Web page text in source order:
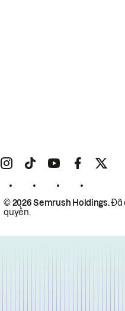
© 2026 Semrush Holdings.Đã
quyền.